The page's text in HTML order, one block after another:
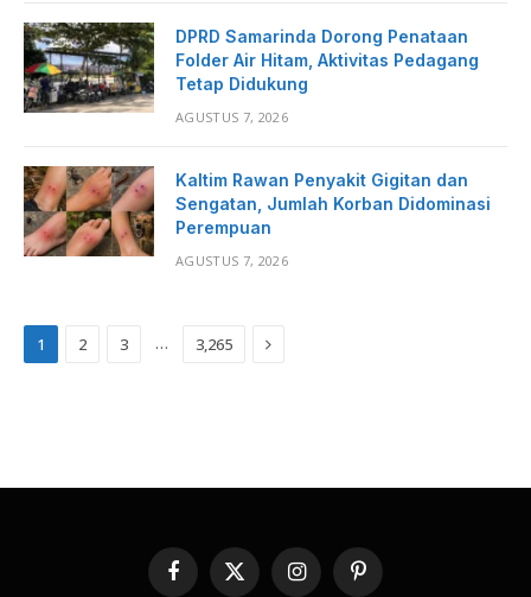
DPRD Samarinda Dorong Penataan
Folder Air Hitam, Aktivitas Pedagang
Tetap Didukung
AGUSTUS 7, 2026
Kaltim Rawan Penyakit Gigitan dan
Sengatan, Jumlah Korban Didominasi
Perempuan
AGUSTUS 7, 2026
1 2 3 … 3,265 Next
Facebook
X
InstagramPinterest